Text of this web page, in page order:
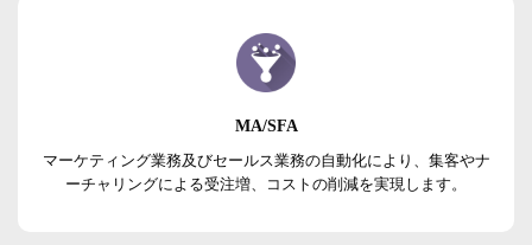
MA/SFA
マーケティング業務及びセールス業務の自動化により、集客やナ
ーチャリングによる受注増、コストの削減を実現します。